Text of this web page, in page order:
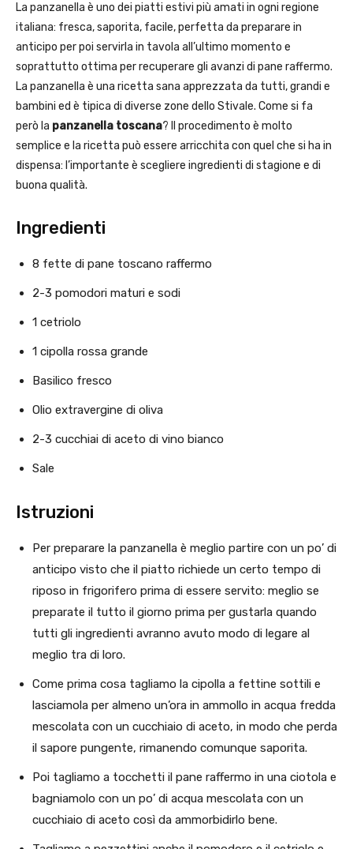
La panzanella è uno dei piatti estivi più amati in ogni regione
italiana: fresca, saporita, facile, perfetta da preparare in
anticipo per poi servirla in tavola all’ultimo momento e
soprattutto ottima per recuperare gli avanzi di pane raffermo.
La panzanella è una ricetta sana apprezzata da tutti, grandi e
bambini ed è tipica di diverse zone dello Stivale. Come si fa
però la panzanella toscana? Il procedimento è molto
semplice e la ricetta può essere arricchita con quel che si ha in
dispensa: l’importante è scegliere ingredienti di stagione e di
buona qualità.
Ingredienti
8 fette di pane toscano raffermo
2-3 pomodori maturi e sodi
1 cetriolo
1 cipolla rossa grande
Basilico fresco
Olio extravergine di oliva
2-3 cucchiai di aceto di vino bianco
Sale
Istruzioni
Per preparare la panzanella è meglio partire con un po’ di
anticipo visto che il piatto richiede un certo tempo di
riposo in frigorifero prima di essere servito: meglio se
preparate il tutto il giorno prima per gustarla quando
tutti gli ingredienti avranno avuto modo di legare al
meglio tra di loro.
Come prima cosa tagliamo la cipolla a fettine sottili e
lasciamola per almeno un’ora in ammollo in acqua fredda
mescolata con un cucchiaio di aceto, in modo che perda
il sapore pungente, rimanendo comunque saporita.
Poi tagliamo a tocchetti il pane raffermo in una ciotola e
bagniamolo con un po’ di acqua mescolata con un
cucchiaio di aceto così da ammorbidirlo bene.